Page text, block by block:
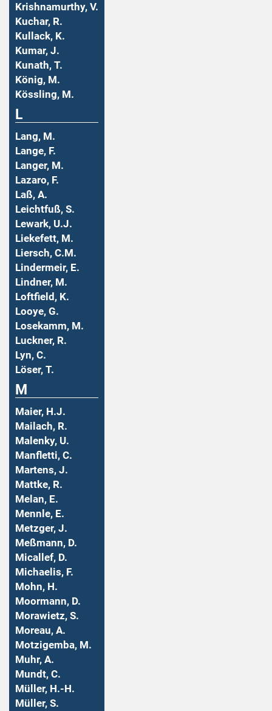
Krishnamurthy, V.
Kuchar, R.
Kullack, K.
Kumar, J.
Kunath, T.
König, M.
Kössling, M.
L
Lang, M.
Lange, F.
Langer, M.
Lazaro, F.
Laß, A.
Leichtfuß, S.
Lewark, U.J.
Liekefett, M.
Liersch, C.M.
Lindermeir, E.
Lindner, M.
Loftfield, K.
Looye, G.
Losekamm, M.
Luckner, R.
Lyn, C.
Löser, T.
M
Maier, H.J.
Mailach, R.
Malenky, U.
Manfletti, C.
Martens, J.
Mattke, R.
Melan, E.
Mennle, E.
Metzger, J.
Meßmann, D.
Micallef, D.
Michaelis, F.
Mohn, H.
Moormann, D.
Morawietz, S.
Moreau, A.
Motzigemba, M.
Muhr, A.
Mundt, C.
Müller, H.-H.
Müller, S.